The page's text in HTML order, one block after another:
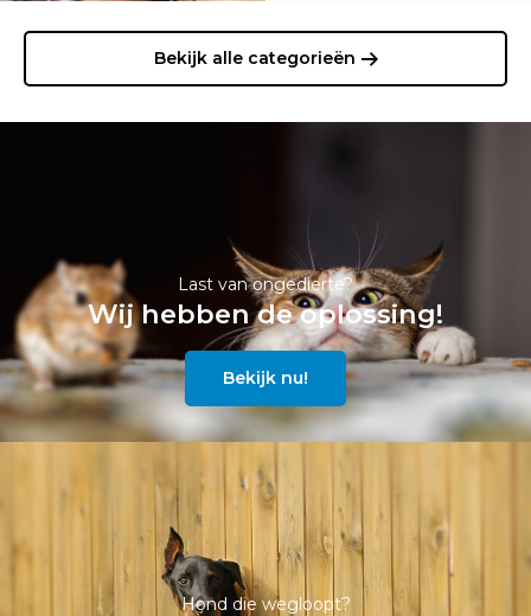
Bekijk alle categorieën
Last van ongedierte?
Wij hebben de oplossing!
Bekijk nu!
Hond die wegloopt?